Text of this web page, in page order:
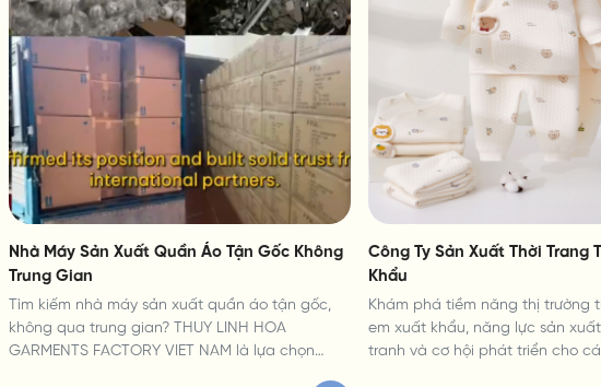
Nhà Máy Sản Xuất Quần Áo Tận Gốc Không
Trung Gian
Tìm kiếm nhà máy sản xuất quần áo tận gốc,
không qua trung gian? THUY LINH HOA
GARMENTS FACTORY VIET NAM là lựa chọn
Công Ty Sản Xuất Thời Trang
Khẩu
Khám phá tiềm năng thị trường
em xuất khẩu, năng lực sản
tranh và cơ hội phát triển cho